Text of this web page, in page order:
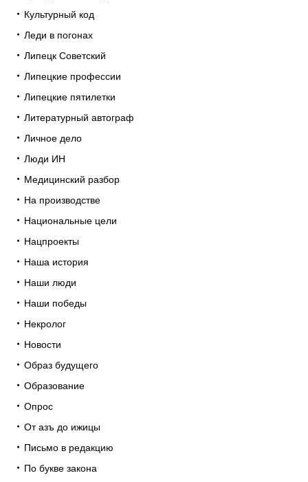
Культурный код
Леди в погонах
Липецк Советский
Липецкие профессии
Липецкие пятилетки
Литературный автограф
Личное дело
Люди ИН
Медицинский разбор
На производстве
Национальные цели
Нацпроекты
Наша история
Наши люди
Наши победы
Некролог
Новости
Образ будущего
Образование
Опрос
От азъ до ижицы
Письмо в редакцию
По букве закона